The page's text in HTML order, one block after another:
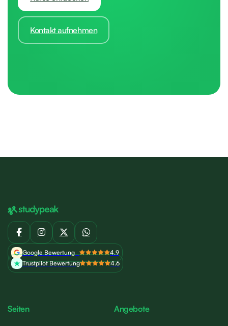
Kontakt aufnehmen
Google Bewertung
4.9
Trustpilot Bewertung
4.6
Angebote
Seiten